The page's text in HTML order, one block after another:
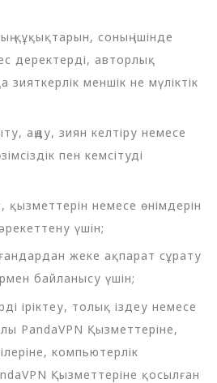
құқықтарын, соның ішінде
деректерді, авторлық
меншік не мүліктік
аңду, зиян келтіру немесе
пен кемсітуді
қызметтерін немесе өнімдерін
үшін;
жеке ақпарат сұрату
байланысу үшін;
іріктеу, толық іздеу немесе
PandaVPN Қызметтеріне,
компьютерлік
Қызметтеріне қосылған